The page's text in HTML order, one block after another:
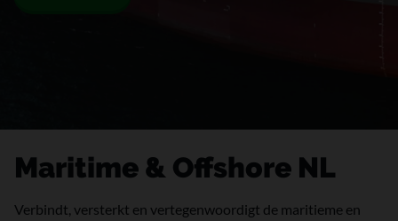
Maritime & Offshore NL
Verbindt, versterkt en vertegenwoordigt de maritieme en